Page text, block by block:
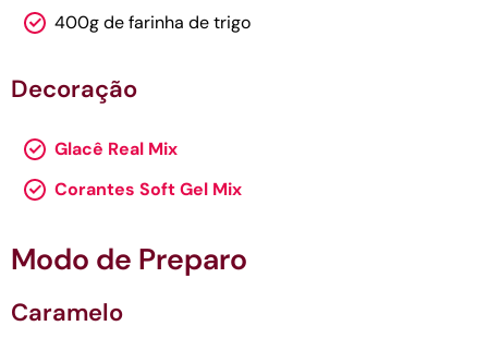
400g de farinha de trigo
Decoração
Glacê Real Mix
Corantes Soft Gel Mix
Modo de Preparo
Caramelo